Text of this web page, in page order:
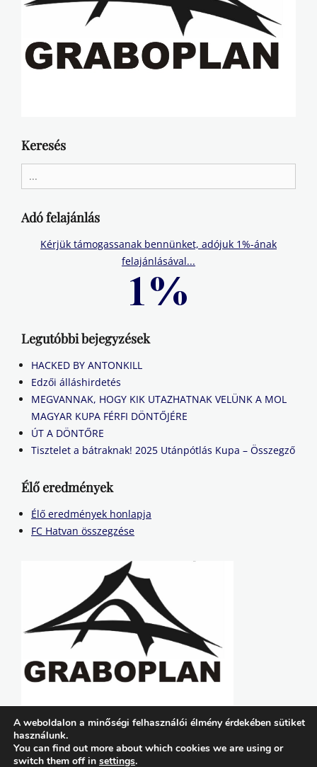
Keresés
for:
Adó felajánlás
Kérjük támogassanak bennünket, adójuk 1%-ának
felajánlásával...
Legutóbbi bejegyzések
HACKED BY ANTONKILL
Edzői álláshirdetés
MEGVANNAK, HOGY KIK UTAZHATNAK VELÜNK A MOL
MAGYAR KUPA FÉRFI DÖNTŐJÉRE
ÚT A DÖNTŐRE
Tisztelet a bátraknak! 2025 Utánpótlás Kupa – Összegző
Élő eredmények
Élő eredmények honlapja
FC Hatvan összegzése
A weboldalon a minőségi felhasználói élmény érdekében sütiket
használunk.
You can find out more about which cookies we are using or
switch them off in settings.